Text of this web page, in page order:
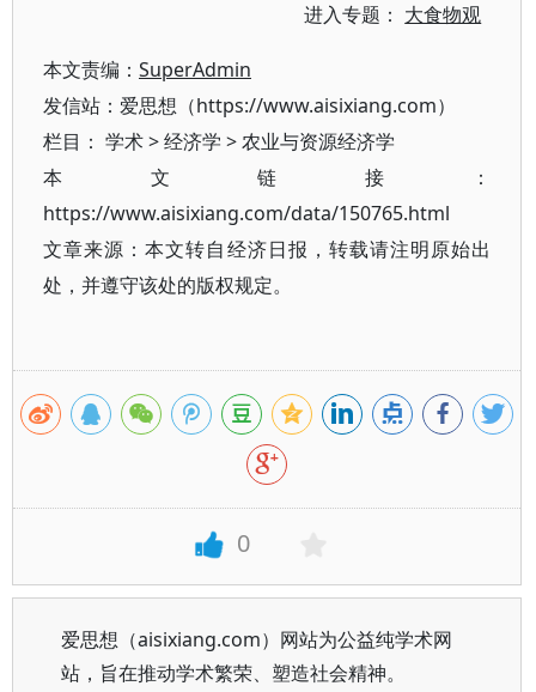
进入专题： 大食物观
本文责编： SuperAdmin
发信站：爱思想（https://www.aisixiang.com）
栏目： 学术>经济学 >农业与资源经济学
本文链接：
https://www.aisixiang.com/data/150765.html
文章来源：本文转自经济日报，转载请注明原始出
处，并遵守该处的版权规定。
0
爱思想（aisixiang.com）网站为公益纯学术网
站，旨在推动学术繁荣、塑造社会精神。